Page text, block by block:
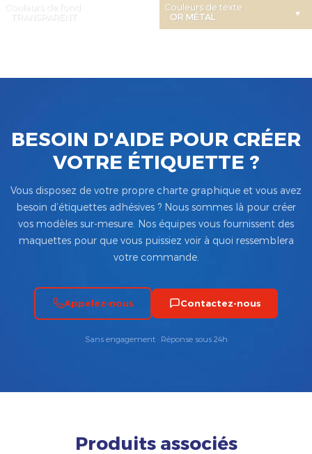
Couleurs de fond Couleurs de texte
BESOIN D'AIDE POUR CRÉER
VOTRE ÉTIQUETTE ?
Vous disposez de votre propre charte graphique et vous avez
besoin d’étiquettes adhésives ? Nous sommes là pour créer
vos modèles sur-mesure. Nos équipes vous fournissent des
maquettes pour que vous puissiez voir à quoi ressemblera
votre commande.
Appelez-nous Contactez-nous
Sans engagement · Réponse sous 24h
Produits associés